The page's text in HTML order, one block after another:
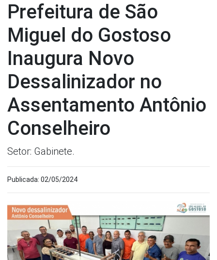
Prefeitura de São
Miguel do Gostoso
Inaugura Novo
Dessalinizador no
Assentamento Antônio
Conselheiro
Setor: Gabinete.
Publicada: 02/05/2024